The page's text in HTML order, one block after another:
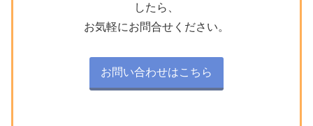
したら、
お気軽にお問合せください。
お問い合わせはこちら